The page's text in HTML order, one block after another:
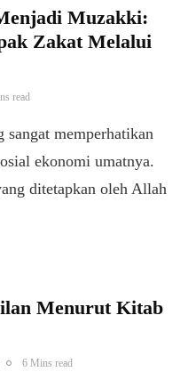
Muzakki:
Zakat Melalui
read
sangat memperhatikan
ekonomi umatnya.
ditetapkan oleh Allah
Menurut Kitab
6 Mins read